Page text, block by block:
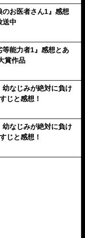
お医者さん1』感想
送中
能力者1』感想とあ
賞作品
なじみが絶対に負け
じと感想！
なじみが絶対に負け
じと感想！